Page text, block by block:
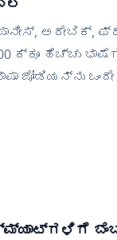
ಅರೇಬಿಕ್,
ಕ್ಕೂ ಹೆಚ್ಚು
ಜೋಡಿಯನ್ನು